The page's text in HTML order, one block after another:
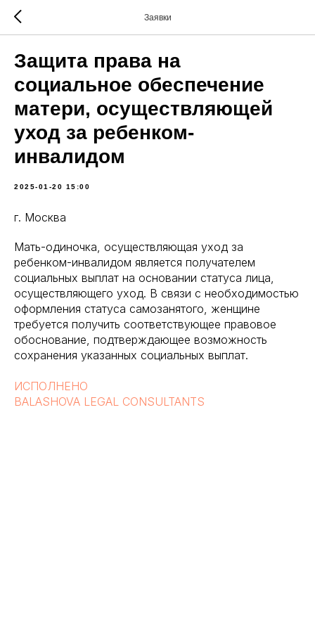
Заявки
Защита права на
социальное обеспечение
матери, осуществляющей
уход за ребенком-
инвалидом
2025-01-20 15:00
г. Москва
Мать-одиночка, осуществляющая уход за
ребенком-инвалидом является получателем
социальных выплат на основании статуса лица,
осуществляющего уход. В связи с необходимостью
оформления статуса самозанятого, женщине
требуется получить соответствующее правовое
обоснование, подтверждающее возможность
сохранения указанных социальных выплат.
ИСПОЛНЕНО
BALASHOVA LEGAL CONSULTANTS